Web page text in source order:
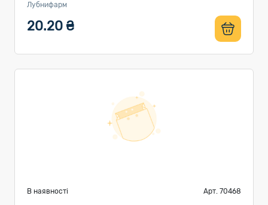
Лубнифарм
20.20 ₴
В наявності Арт. 70468